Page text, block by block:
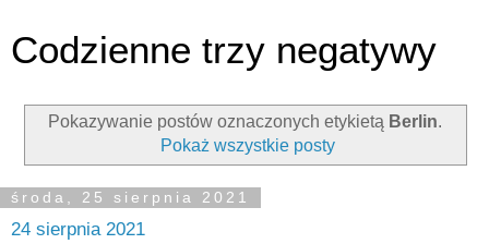
Codzienne trzy negatywy
Pokazywanie postów oznaczonych etykietą Berlin.
Pokaż wszystkie posty
środa, 25 sierpnia 2021
24 sierpnia 2021